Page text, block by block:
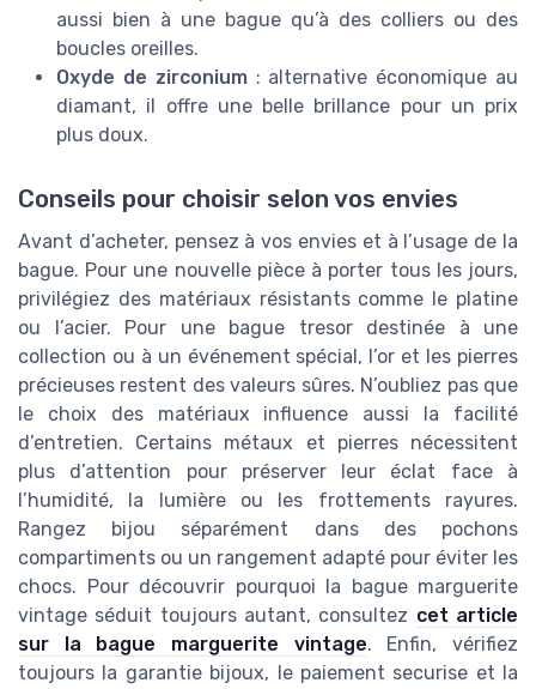
aussi bien à une bague qu’à des colliers ou des
boucles oreilles.
Oxyde de zirconium: alternative économique au
diamant, il offre une belle brillance pour un prix
plus doux.
Conseils pour choisir selon vos envies
Avant d’acheter, pensez à vos envies et à l’usage de la
bague. Pour une nouvelle pièce à porter tous les jours,
privilégiez des matériaux résistants comme le platine
ou l’acier. Pour une bague tresor destinée à une
collection ou à un événement spécial, l’or et les pierres
précieuses restent des valeurs sûres. N’oubliez pas que
le choix des matériaux influence aussi la facilité
d’entretien. Certains métaux et pierres nécessitent
plus d’attention pour préserver leur éclat face à
l’humidité, la lumière ou les frottements rayures.
Rangez bijou séparément dans des pochons
compartiments ou un rangement adapté pour éviter les
chocs. Pour découvrir pourquoi la bague marguerite
vintage séduit toujours autant, consultez cet article
sur la bague marguerite vintage. Enfin, vérifiez
toujours la garantie bijoux, le paiement securise et la